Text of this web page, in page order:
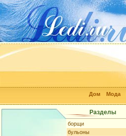
Дом Мода
Разделы
борщи
бульоны